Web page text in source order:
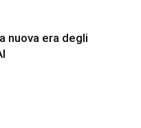
nuova era degli